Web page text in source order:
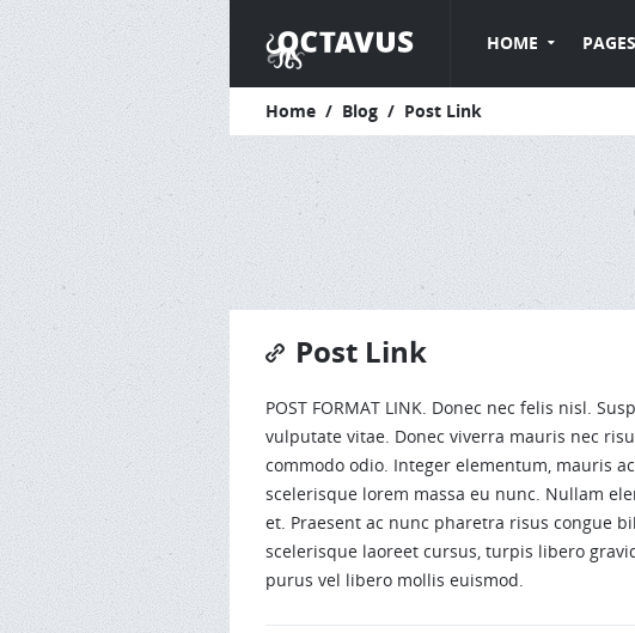
HOME PAGES
Home / Blog / Post Link
Post Link
POST FORMAT LINK. Donec nec felis nisl.
vulputate vitae. Donec viverra mauris nec
commodo odio. Integer elementum, mauris
scelerisque lorem massa eu nunc. Nullam
et. Praesent ac nunc pharetra risus congue
scelerisque laoreet cursus, turpis libero
purus vel libero mollis euismod.